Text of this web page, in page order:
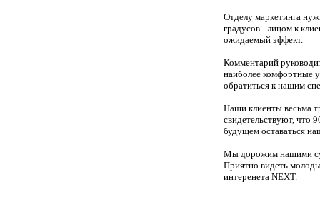
Отделу маркетинга
градусов - лицом к
ожидаемый эффект.
Комментарий
наиболее комфортные
обратиться к нашим
Наши клиенты весьма
свидетельствуют, что
будущем оставаться
Мы дорожим нашими
Приятно видеть
интеренета NEXT.